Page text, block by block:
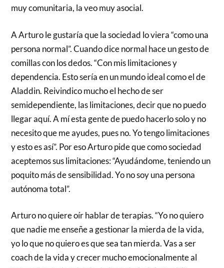
muy comunitaria, la veo muy asocial.
A Arturo le gustaría que la sociedad lo viera “como una
persona normal”. Cuando dice normal hace un gesto de
comillas con los dedos. “Con mis limitaciones y
dependencia. Esto sería en un mundo ideal como el de
Aladdin. Reivindico mucho el hecho de ser
semidependiente, las limitaciones, decir que no puedo
llegar aquí. A mí esta gente de puedo hacerlo solo y no
necesito que me ayudes, pues no. Yo tengo limitaciones
y esto es así”. Por eso Arturo pide que como sociedad
aceptemos sus limitaciones: “Ayudándome, teniendo un
poquito más de sensibilidad. Yo no soy una persona
autónoma total”.
Arturo no quiere oír hablar de terapias. “Yo no quiero
que nadie me enseñe a gestionar la mierda de la vida,
yo lo que no quiero es que sea tan mierda. Vas a ser
coach de la vida y crecer mucho emocionalmente al